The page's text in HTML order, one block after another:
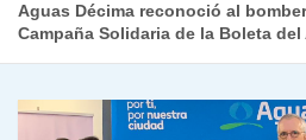
Aguas Décima reconoció al
Campaña Solidaria de la Boleta del